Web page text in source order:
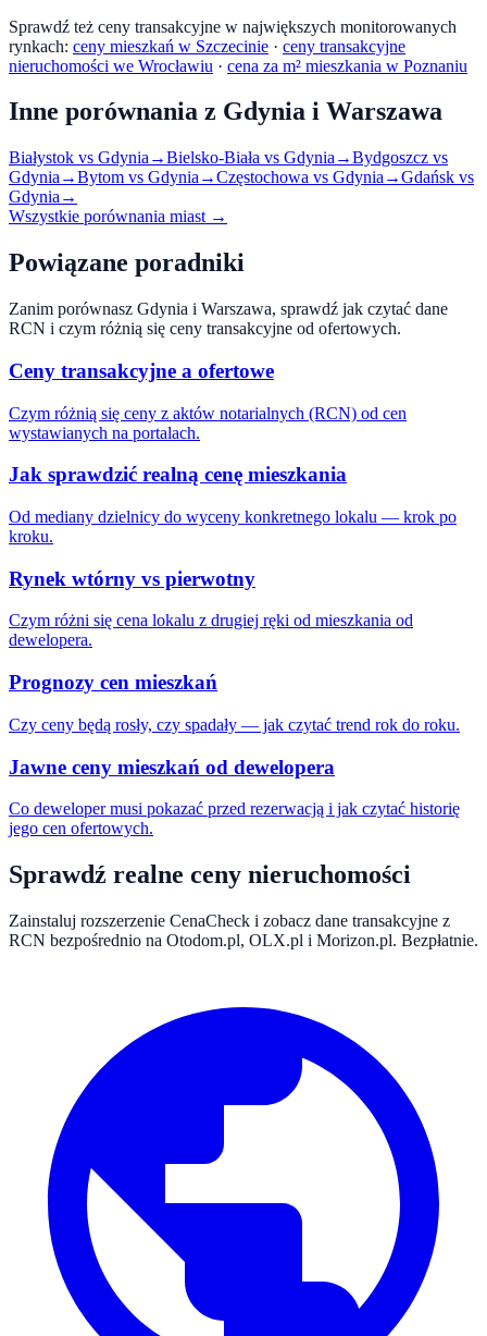
Sprawdź też ceny transakcyjne w największych monitorowanych
rynkach: ceny mieszkań w Szczecinie · ceny transakcyjne
nieruchomości we Wrocławiu · cena za m² mieszkania w Poznaniu
Inne porównania z Gdynia i Warszawa
Białystok vs Gdynia →Bielsko-Biała vs Gdynia →Bydgoszcz vs
Gdynia →Bytom vs Gdynia →Częstochowa vs Gdynia →Gdańsk vs
Gdynia →
Wszystkie porównania miast →
Powiązane poradniki
Zanim porównasz Gdynia i Warszawa, sprawdź jak czytać dane
RCN i czym różnią się ceny transakcyjne od ofertowych.
Ceny transakcyjne a ofertowe
Czym różnią się ceny z aktów notarialnych (RCN) od cen
wystawianych na portalach.
Jak sprawdzić realną cenę mieszkania
Od mediany dzielnicy do wyceny konkretnego lokalu — krok po
kroku.
Rynek wtórny vs pierwotny
Czym różni się cena lokalu z drugiej ręki od mieszkania od
dewelopera.
Prognozy cen mieszkań
Czy ceny będą rosły, czy spadały — jak czytać trend rok do roku.
Jawne ceny mieszkań od dewelopera
Co deweloper musi pokazać przed rezerwacją i jak czytać historię
jego cen ofertowych.
Sprawdź realne ceny nieruchomości
Zainstaluj rozszerzenie CenaCheck i zobacz dane transakcyjne z
RCN bezpośrednio na Otodom.pl, OLX.pl i Morizon.pl. Bezpłatnie.